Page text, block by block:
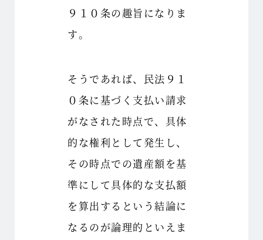
９１０条の趣旨になりま
す。
そうであれば、民法９１
０条に基づく支払い請求
がなされた時点で、具体
的な権利として発生し、
その時点での遺産額を基
準にして具体的な支払額
を算出するという結論に
なるのが論理的といえま